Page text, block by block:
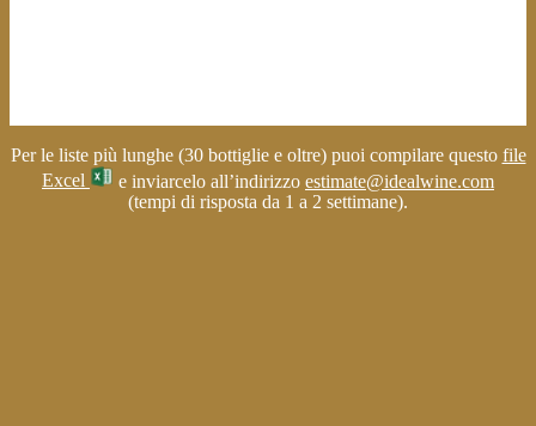
Per le liste più lunghe (30 bottiglie e oltre) puoi compilare questo file
Excel
e inviarcelo all’indirizzo estimate@idealwine.com
(tempi di risposta da 1 a 2 settimane).